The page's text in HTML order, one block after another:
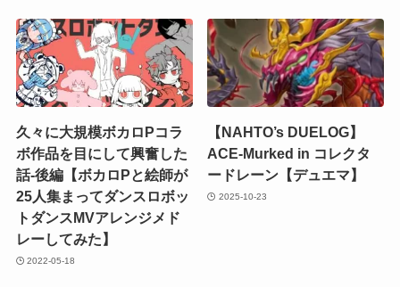
久々に大規模ボカロPコラ
ボ作品を目にして興奮した
話-後編【ボカロPと絵師が
25人集まってダンスロボッ
トダンスMVアレンジメド
レーしてみた】
2022-05-18
【NAHTO’s DUELOG】
ACE-Murked in コレクタ
ードレーン【デュエマ】
2025-10-23